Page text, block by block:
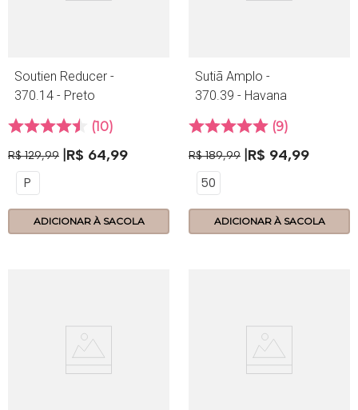
Soutien Reducer -
370.14 - Preto
10
R$ 129,99 R$ 64,99
P
ADICIONAR À SACOLA
Sutiã Amplo -
370.39 - Havana
9
R$ 189,99 R$ 94,99
50
ADICIONAR À SACOLA